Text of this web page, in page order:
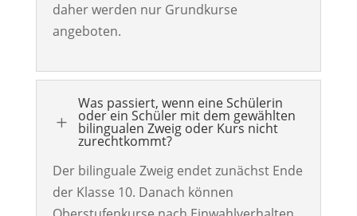
daher werden nur Grundkurse
angeboten.
L
Was passiert, wenn eine Schülerin
oder ein Schüler mit dem gewählten
bilingualen Zweig oder Kurs nicht
zurechtkommt?
Der bilinguale Zweig endet zunächst Ende
der Klasse 10. Danach können